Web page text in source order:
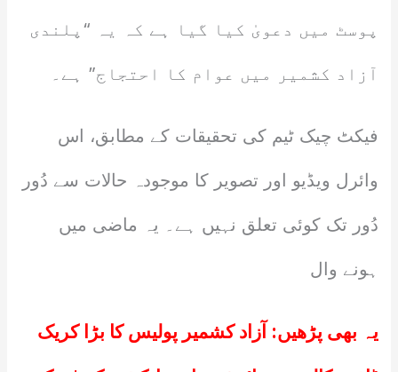
پوسٹ میں دعویٰ کیا گیا ہے کہ یہ “پلندی
آزاد کشمیر میں عوام کا احتجاج” ہے۔
فیکٹ چیک ٹیم کی تحقیقات کے مطابق، اس
وائرل ویڈیو اور تصویر کا موجودہ حالات سے دُور
دُور تک کوئی تعلق نہیں ہے۔ یہ ماضی میں
ہونے وال
یہ بھی پڑھیں: آزاد کشمیر پولیس کا بڑا کریک